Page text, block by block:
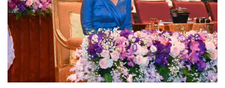
• Management & HR
• MGR Live
• Infographic
• การเมือง
ท่องเที่ยว